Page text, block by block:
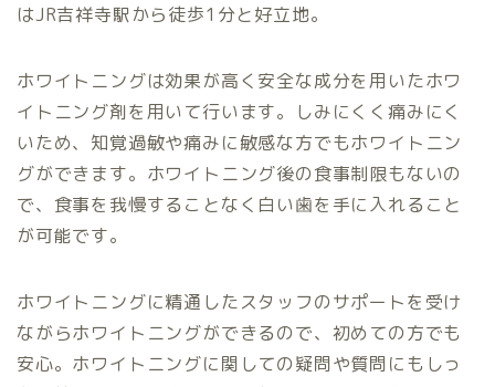
はJR吉祥寺駅から徒歩1分と好立地。
ホワイトニングは効果が高く安全な成分を用いたホワ
イトニング剤を用いて行います。しみにくく痛みにく
いため、知覚過敏や痛みに敏感な方でもホワイトニン
グができます。ホワイトニング後の食事制限もないの
で、食事を我慢することなく白い歯を手に入れること
が可能です。
ホワイトニングに精通したスタッフのサポートを受け
ながらホワイトニングができるので、初めての方でも
安心。ホワイトニングに関しての疑問や質問にもしっ